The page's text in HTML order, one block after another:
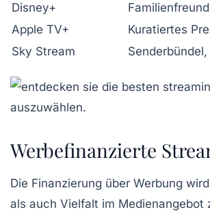
Disney+
Apple TV+
Kuratiertes
Sky Stream
Werbefinanzierte
Die Finanzierung über Werbung
als auch Vielfalt im